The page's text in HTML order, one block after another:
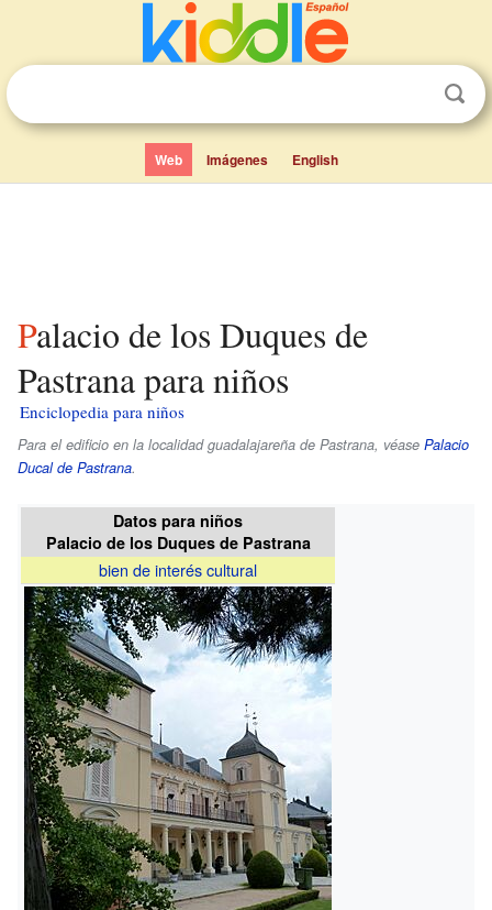
Web Imágenes English
Palacio de los Duques de
Pastrana para niños
Enciclopedia para niños
Para el edificio en la localidad guadalajareña de Pastrana, véase Palacio
Ducal de Pastrana.
Datos para niños
Palacio de los Duques de Pastrana
bien de interés cultural